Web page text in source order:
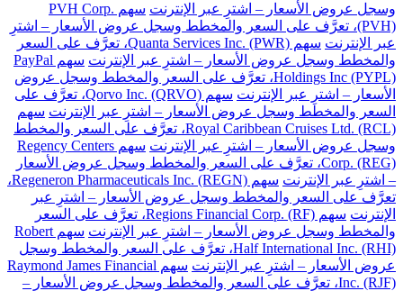
وسجل عروض الأسعار – اشترِ عبر الإنترنت
سهم PVH Corp.
(PVH)، تعرَّف على السعر والمخطط وسجل عروض الأسعار – اشترِ
عبر الإنترنت
سهم Quanta Services Inc. (PWR)، تعرَّف على السعر
والمخطط وسجل عروض الأسعار – اشترِ عبر الإنترنت
سهم PayPal
Holdings Inc (PYPL)، تعرَّف على السعر والمخطط وسجل عروض
الأسعار – اشترِ عبر الإنترنت
سهم Qorvo Inc. (QRVO)، تعرَّف على
السعر والمخطط وسجل عروض الأسعار – اشترِ عبر الإنترنت سهم
Royal Caribbean Cruises Ltd. (RCL)، تعرَّف على السعر والمخطط
وسجل عروض الأسعار – اشترِ عبر الإنترنت
سهم Regency Centers
Corp. (REG)، تعرَّف على السعر والمخطط وسجل عروض الأسعار
– اشترِ عبر الإنترنت
سهم Regeneron Pharmaceuticals Inc. (REGN)،
تعرَّف على السعر والمخطط وسجل عروض الأسعار – اشترِ عبر
الإنترنت
سهم Regions Financial Corp. (RF)، تعرَّف على السعر
والمخطط وسجل عروض الأسعار – اشترِ عبر الإنترنت
سهم Robert
Half International Inc. (RHI)، تعرَّف على السعر والمخطط وسجل
عروض الأسعار – اشترِ عبر الإنترنت
سهم Raymond James Financial
Inc. (RJF)، تعرَّف على السعر والمخطط وسجل عروض الأسعار –